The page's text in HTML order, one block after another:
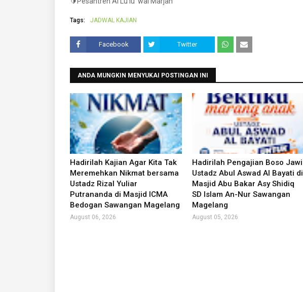
Tags: JADWAL KAJIAN
Facebook Twitter
ANDA MUNGKIN MENYUKAI POSTINGAN INI
Hadirilah Kajian Agar Kita Tak
Meremehkan Nikmat bersama
Ustadz Rizal Yuliar
Putrananda di Masjid ICMA
Bedogan Sawangan Magelang
August 06, 2026
Hadirilah Pengajian Boso Jawi
Ustadz Abul Aswad Al Bayati di
Masjid Abu Bakar Asy Shidiq
SD Islam An-Nur Sawangan
Magelang
August 05, 2026